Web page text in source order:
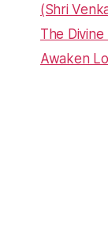
(Shri
The
Awaken